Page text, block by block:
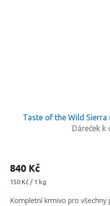
Taste of the Wild Sierra
Dáreček k
840 Kč
Měrná
150 Kč / 1 kg
Kompletní krmivo pro všechny